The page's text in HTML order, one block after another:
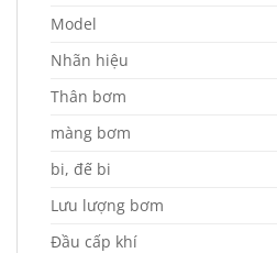
Model
Nhãn hiệu
Thân bơm
màng bơm
bi, đế bi
Lưu lượng bơm
Đầu cấp khí